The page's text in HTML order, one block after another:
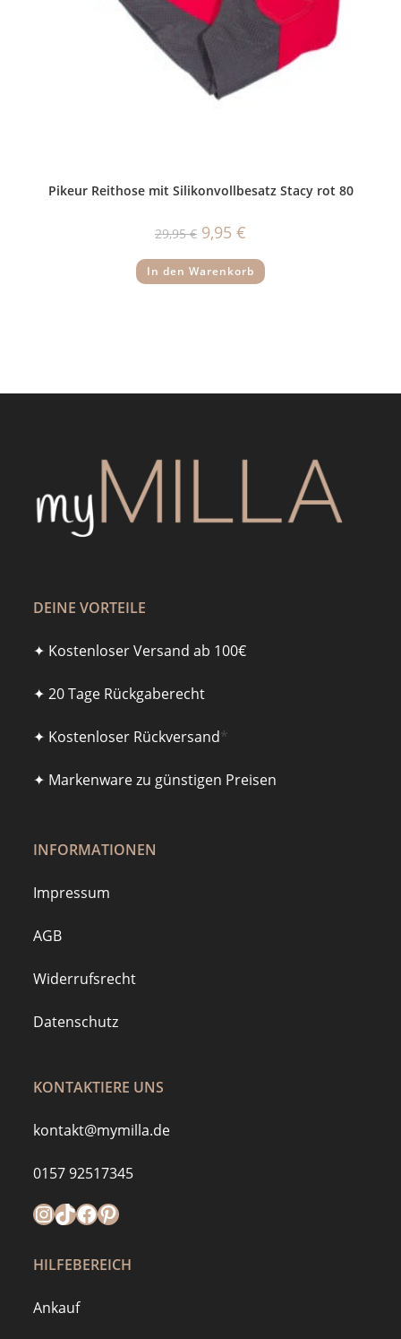
Pikeur Reithose mit Silikonvollbesatz Stacy rot 80
29,95€ Ursprünglicher
Preis
29,95 €
9,95 €
9,95 €.
In den Warenkorb
DEINE VORTEILE
✦ Kostenloser Versand ab 100€
✦ 20 Tage Rückgaberecht
✦ Kostenloser Rückversand*
✦ Markenware zu günstigen Preisen
INFORMATIONEN
Impressum
AGB
Widerrufsrecht
Datenschutz
KONTAKTIERE UNS
kontakt@mymilla.de
0157 92517345
Instagram
https://www.tiktok.com/@mymilla.de
Facebook
Pinterest
HILFEBEREICH
Ankauf